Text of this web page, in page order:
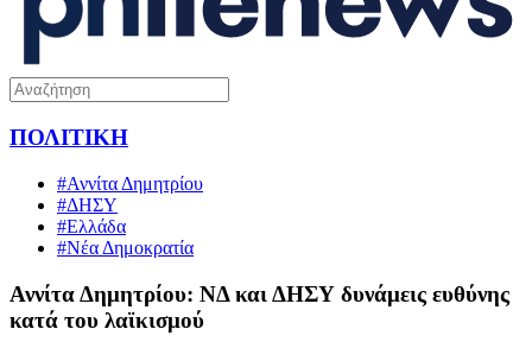
ΠΟΛΙΤΙΚΗ
#Αννίτα Δημητρίου
#ΔΗΣΥ
#Ελλάδα
#Νέα Δημοκρατία
Αννίτα Δημητρίου: ΝΔ και ΔΗΣΥ δυνάμεις ευθύνης
κατά του λαϊκισμού